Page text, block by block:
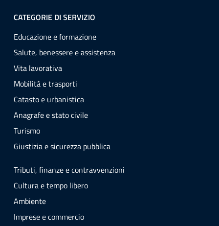
CATEGORIE DI SERVIZIO
Educazione e formazione
Salute, benessere e assistenza
Vita lavorativa
Mobilità e trasporti
Catasto e urbanistica
Anagrafe e stato civile
Turismo
Giustizia e sicurezza pubblica
Tributi, finanze e contravvenzioni
Cultura e tempo libero
Ambiente
Imprese e commercio